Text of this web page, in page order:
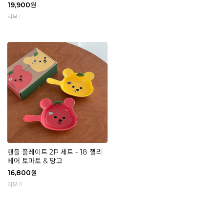
19,900원
리뷰 1
핸들 플레이트 2P 세트 - 18 젤리
베어 토마토 & 망고
16,800원
리뷰 11